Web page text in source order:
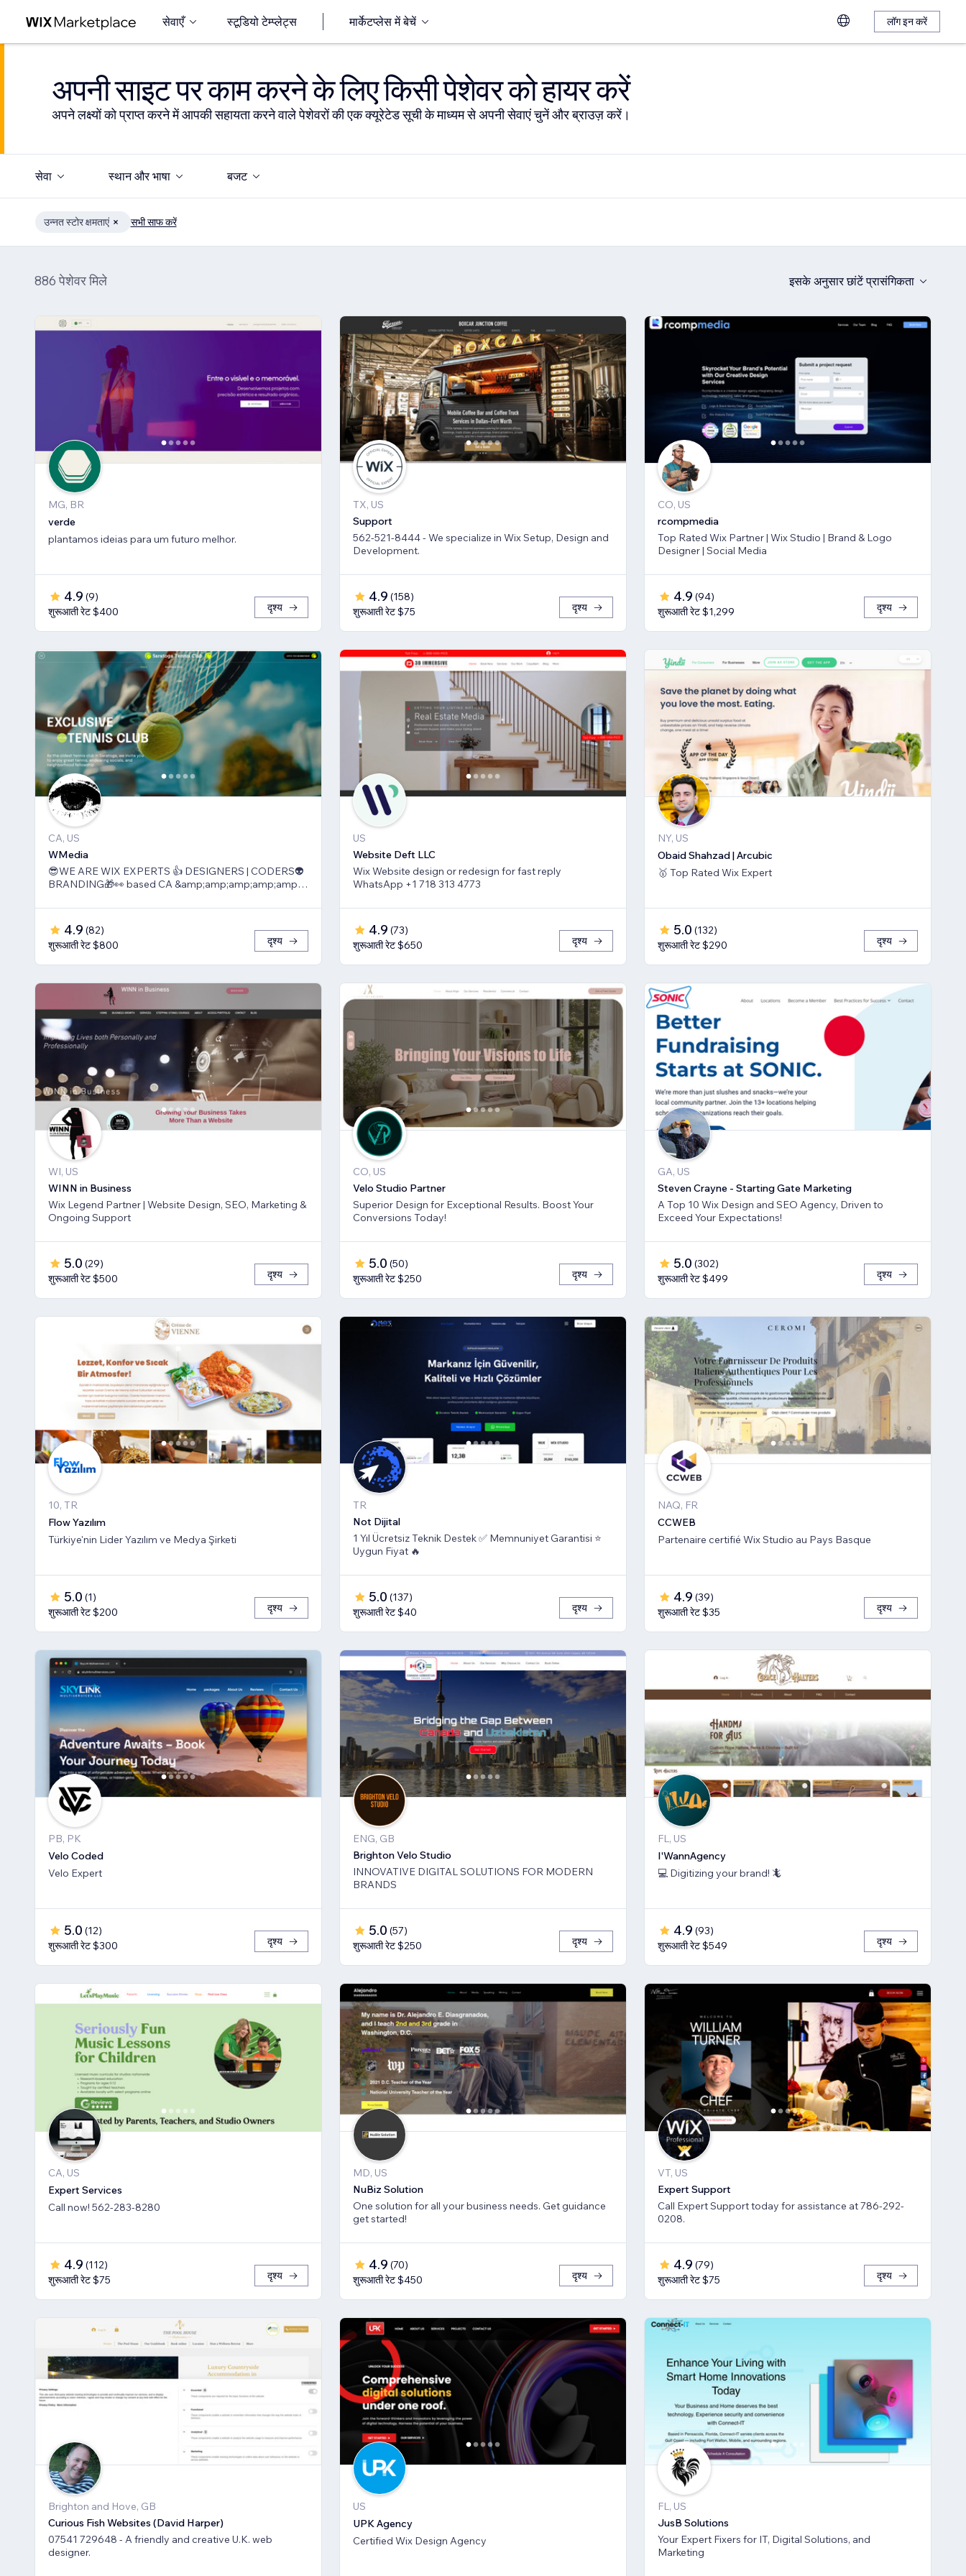
सेवाएँ स्टूडियो टेम्प्लेट्स मार्केटप्लेस में बेचें लॉग इन करें
अपनी साइट पर काम करने के लिए किसी पेशेवर को हायर करें
अपने लक्ष्यों को प्राप्त करने में आपकी सहायता करने वाले पेशेवरों की एक क्यूरेटेड सूची के माध्यम से अपनी सेवाएं चुनें और ब्राउज़ करें।
सेवा स्थान और भाषा बजट
उन्नत स्टोर क्षमताएं सभी साफ करें
886 पेशेवर मिले इसके अनुसार छांटें प्रासंगिकता
MG, BR
verde
plantamos ideias para um futuro melhor.
4.9 (9)
शुरूआती रेट $400
दृश्य
TX, US
Support
562-521-8444 - We specialize in Wix Setup, Design and
Development.
4.9 (158)
शुरूआती रेट $75
दृश्य
CO, US
rcompmedia
Top Rated Wix Partner | Wix Studio | Brand & Logo
Designer | Social Media
4.9 (94)
शुरूआती रेट $1,299
दृश्य
CA, US
WMedia
😎WE ARE WIX EXPERTS 👍 DESIGNERS | CODERS👽
BRANDING🎁👀 based CA &amp;amp;amp;amp;amp;
4.9 (82)
शुरूआती रेट $800
दृश्य
US
Website Deft LLC
Wix Website design or redesign for fast reply
WhatsApp +1 718 313 4773
4.9 (73)
शुरूआती रेट $650
दृश्य
NY, US
Obaid Shahzad | Arcubic
🥇 Top Rated Wix Expert
5.0 (132)
शुरूआती रेट $290
दृश्य
WI, US
WINN in Business
Wix Legend Partner | Website Design, SEO, Marketing &
Ongoing Support
5.0 (29)
शुरूआती रेट $500
दृश्य
CO, US
Velo Studio Partner
Superior Design for Exceptional Results. Boost Your
Conversions Today!
5.0 (50)
शुरूआती रेट $250
दृश्य
GA, US
Steven Crayne - Starting Gate Marketing
A Top 10 Wix Design and SEO Agency, Driven to
Exceed Your Expectations!
5.0 (302)
शुरूआती रेट $499
दृश्य
10, TR
Flow Yazılım
Türkiye'nin Lider Yazılım ve Medya Şirketi
5.0 (1)
शुरूआती रेट $200
दृश्य
TR
Not Dijital
1 Yıl Ücretsiz Teknik Destek ✅ Memnuniyet Garantisi ⭐
Uygun Fiyat 🔥
5.0 (137)
शुरूआती रेट $40
दृश्य
NAQ, FR
CCWEB
Partenaire certifié Wix Studio au Pays Basque
4.9 (39)
शुरूआती रेट $35
दृश्य
PB, PK
Velo Coded
Velo Expert
5.0 (12)
शुरूआती रेट $300
दृश्य
ENG, GB
Brighton Velo Studio
INNOVATIVE DIGITAL SOLUTIONS FOR MODERN
BRANDS
5.0 (57)
शुरूआती रेट $250
दृश्य
FL, US
I'WannAgency
💻 Digitizing your brand! 🦎
4.9 (93)
शुरूआती रेट $549
दृश्य
CA, US
Expert Services
Call now! 562-283-8280
4.9 (112)
शुरूआती रेट $75
दृश्य
MD, US
NuBiz Solution
One solution for all your business needs. Get guidance
get started!
4.9 (70)
शुरूआती रेट $450
दृश्य
VT, US
Expert Support
Call Expert Support today for assistance at 786-292-
0208.
4.9 (79)
शुरूआती रेट $75
दृश्य
Brighton and Hove, GB
Curious Fish Websites (David Harper)
07541 729648 - A friendly and creative U.K. web
designer.
US
UPK Agency
Certified Wix Design Agency
FL, US
JusB Solutions
Your Expert Fixers for IT, Digital Solutions, and
Marketing